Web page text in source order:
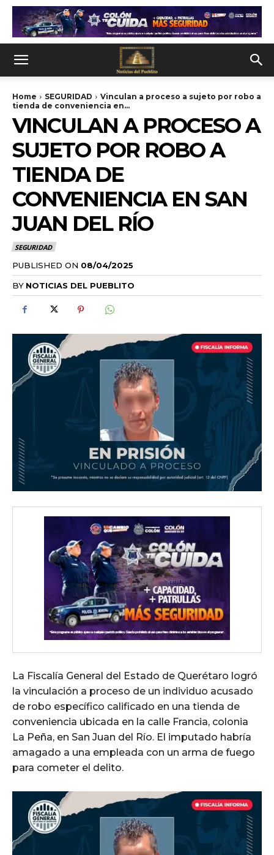
Home SEGURIDAD
Vinculan a proceso a sujeto por robo a
tienda de conveniencia en...
VINCULAN A PROCESO A
SUJETO POR ROBO A
TIENDA DE
CONVENIENCIA EN SAN
JUAN DEL RÍO
SEGURIDAD
PUBLISHED ON 08/04/2025
BY NOTICIAS DEL PUEBLITO
La Fiscalía General del Estado de Querétaro logró
la vinculación a proceso de un individuo acusado
de robo específico calificado en una tienda de
conveniencia ubicada en la calle Francia, colonia
La Peña, en San Juan del Río. El imputado habría
amagado a una empleada con un arma de fuego
para cometer el delito.